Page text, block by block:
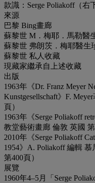
款識：Serge Poliakoff（右
來源
巴黎 Bing畫廊
蘇黎世 M．梅耶．馬勒醫
蘇黎世 弗朗茨．梅耶醫生
蘇黎世 私人收藏
現藏家繼承自上述收藏
出版
1963年《Dr. Franz Meyer
Kunstgesellschaft》F.
頁）
1963年《Serge Poliakoff
教堂藝術畫廊 倫敦 英國
2010年《Serge Poliakoff
1954》A. Poliakoff 編輯
第400頁）
展覽
1960年4–5月「Serge